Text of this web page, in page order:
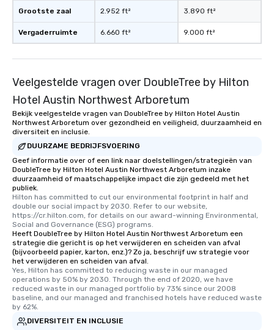
Grootste zaal
Vergaderruimte
2.952 ft²
6.660 ft²
3.890 ft²
9.000 ft²
Veelgestelde vragen over DoubleTree by Hilton
Hotel Austin Northwest Arboretum
Bekijk veelgestelde vragen van DoubleTree by Hilton Hotel Austin
Northwest Arboretum over gezondheid en veiligheid, duurzaamheid en
diversiteit en inclusie.
DUURZAME BEDRIJFSVOERING
Geef informatie over of een link naar doelstellingen/strategieën van
DoubleTree by Hilton Hotel Austin Northwest Arboretum inzake
duurzaamheid of maatschappelijke impact die zijn gedeeld met het
publiek.
Hilton has committed to cut our environmental footprint in half and
double our social impact by 2030. Refer to our website,
https://cr.hilton.com, for details on our award-winning Environmental,
Social and Governance (ESG) programs.
Heeft DoubleTree by Hilton Hotel Austin Northwest Arboretum een
strategie die gericht is op het verwijderen en scheiden van afval
(bijvoorbeeld papier, karton, enz.)? Zo ja, beschrijf uw strategie voor
het verwijderen en scheiden van afval.
Yes, Hilton has committed to reducing waste in our managed
operations by 50% by 2030. Through the end of 2020, we have
reduced waste in our managed portfolio by 73% since our 2008
baseline, and our managed and franchised hotels have reduced waste
by 62%.
DIVERSITEIT EN INCLUSIE